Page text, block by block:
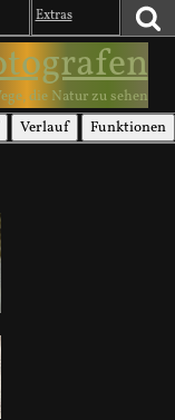
Extras
die Natur zu sehen
Verlauf Funktionen